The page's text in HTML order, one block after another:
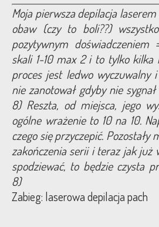
Moja pierwsza depilacja
obaw (czy to boli??)
pozytywnym
skali 1-10 max 2 i to tylko kilka
proces jest ledwo wyczuwalny
nie zanotował gdyby nie
8) Reszta, od miejsca, jego
ogólne wrażenie to 10 na 10.
czego się przyczepić. Pozostały
zakończenia serii i teraz jak już
spodziewać, to będzie czysta
8)
Zabieg: laserowa depilacja pach